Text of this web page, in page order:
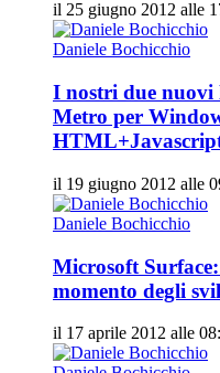
il 25 giugno 2012 alle
Daniele Bochicchio
I nostri due
Metro per
il 19 giugno 2012 alle
Daniele Bochicchio
Microsoft
momento degli
il 17 aprile 2012 alle